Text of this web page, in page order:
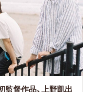
監督作品、上野凱出